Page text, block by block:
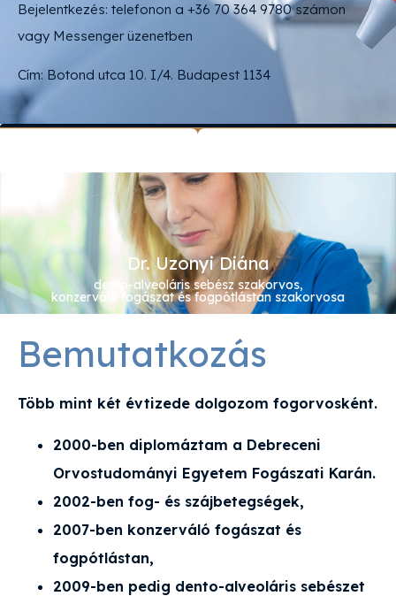
Bejelentkezés: telefonon a +36 70 364 9780 számon
vagy Messenger üzenetben
Cím: Botond utca 10. I/4. Budapest 1134
Dr. Uzonyi Diána
dento-alveoláris sebész szakorvos,
konzerváló fogászat és fogpótlástan szakorvosa
Bemutatkozás
Több mint két évtizede dolgozom fogorvosként.
2000-ben diplomáztam a Debreceni
Orvostudományi Egyetem Fogászati Karán.
2002-ben fog- és szájbetegségek,
2007-ben konzerváló fogászat és
fogpótlástan,
2009-ben pedig dento-alveoláris sebészet